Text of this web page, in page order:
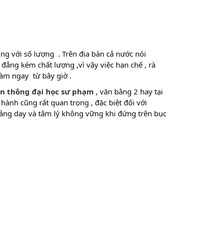
với số lượng . Trên địa bàn cả nước nói
kém chất lượng ,vì vậy việc hạn chế , rà
ngay từ bây giờ .
thông đại học sư phạm , văn bằng 2 hay tại
cũng rất quan trọng , đặc biệt đối với
dạy và tâm lý không vững khi đứng trên bục